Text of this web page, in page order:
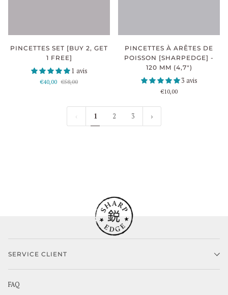
PINCETTES SET [BUY 2, GET
1 FREE]
1 avis
€40,00 €58,00
PINCETTES À ARÊTES DE
POISSON [SHARPEDGE] -
120 MM (4,7")
3 avis
€10,00
1 2 3
SERVICE CLIENT
FAQ